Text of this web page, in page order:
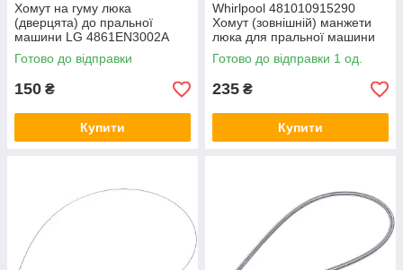
Хомут на гуму люка
(дверцята) до пральної
машини LG 4861EN3002A
Готово до відправки
150 ₴
Купити
Whirlpool 481010915290
Хомут (зовнішній) манжети
люка для пральної машини
Готово до відправки 1 од.
235 ₴
Купити